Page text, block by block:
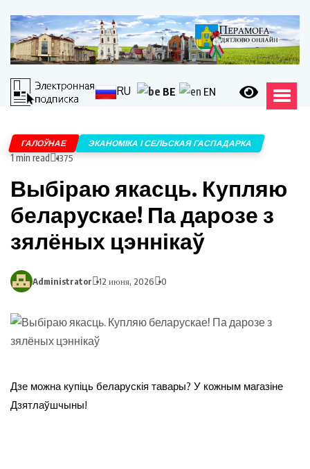
RU BE EN
ГАЛОЎНАЕ ЭКАНОМІКА І СЕЛЬСКАЯ ГАСПАДАРКА
1 min read 1375
Выбіраю якасць. Купляю
беларускае! Па дарозе з
зялёных цэннікаў
Administrator 12 июня, 2026 0
Дзе можна купіць беларускія тавары? У кожным магазіне
Дзятлаўшчыны!